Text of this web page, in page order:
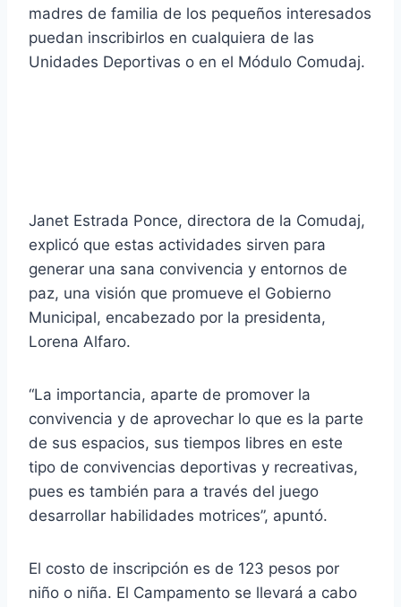
madres de familia de los pequeños interesados
puedan inscribirlos en cualquiera de las
Unidades Deportivas o en el Módulo Comudaj.
Janet Estrada Ponce, directora de la Comudaj,
explicó que estas actividades sirven para
generar una sana convivencia y entornos de
paz, una visión que promueve el Gobierno
Municipal, encabezado por la presidenta,
Lorena Alfaro.
“La importancia, aparte de promover la
convivencia y de aprovechar lo que es la parte
de sus espacios, sus tiempos libres en este
tipo de convivencias deportivas y recreativas,
pues es también para a través del juego
desarrollar habilidades motrices”, apuntó.
El costo de inscripción es de 123 pesos por
niño o niña. El Campamento se llevará a cabo